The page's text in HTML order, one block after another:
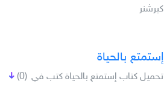
كيرشنر
إستمتع بالحياة
(0) تحميل كتاب إستمتع بالحياة كتب في